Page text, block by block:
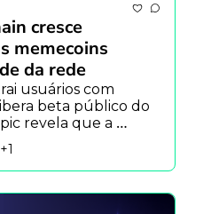
cresce
memecoins
da rede
usuários com
beta público do
revela que a
varia entre